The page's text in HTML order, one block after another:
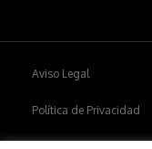
Aviso Legal
Política de Privacidad